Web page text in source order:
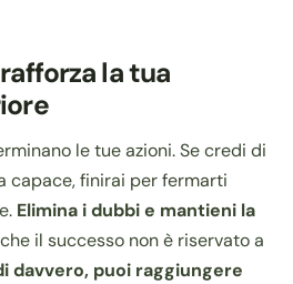
la tua
le tue azioni. Se credi di
capace, finirai per fermarti
Elimina i dubbi e mantieni la
il successo non è riservato a
davvero, puoi raggiungere